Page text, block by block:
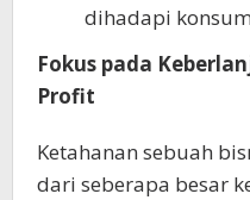
dihadapi
Fokus pada
Profit
Ketahanan sebuah
dari seberapa besar